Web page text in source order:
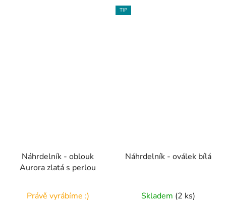
Náhrdelník - oblouk
Aurora zlatá s perlou
Právě vyrábíme :)
TIP
Náhrdelník - oválek bílá
Skladem (2 ks)